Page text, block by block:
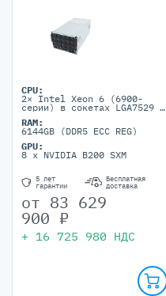
CPU:
2× Intel Xeon 6 (6900-
серии) в сокетах LGA7529 с
RAM:
6144GB (DDR5 ECC REG)
GPU:
8 x NVIDIA B200 SXM
5 лет
гарантии
Бесплатная
доставка
от 83 629
900 ₽
+ 16 725 980 НДС